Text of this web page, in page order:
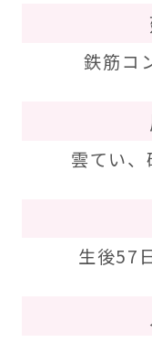
鉄筋コ
雲てい
生後57